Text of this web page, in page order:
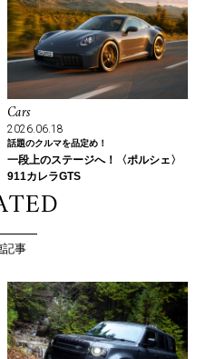
Cars
2026.06.18
話題のクルマを品定め！
一段上のステージへ！〈ポルシェ〉
911カレラGTS
記事